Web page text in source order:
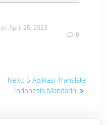
on April 25, 2023
0
Next: Next
post:
5 Aplikasi Translate
Indonesia Mandarin